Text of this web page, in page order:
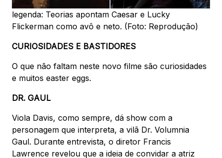
legenda: Teorias apontam Caesar e Lucky
Flickerman como avô e neto. (Foto: Reprodução)
CURIOSIDADES E BASTIDORES
O que não faltam neste novo filme são curiosidades
e muitos easter eggs.
DR. GAUL
Viola Davis, como sempre, dá show com a
personagem que interpreta, a vilã Dr. Volumnia
Gaul. Durante entrevista, o diretor Francis
Lawrence revelou que a ideia de convidar a atriz